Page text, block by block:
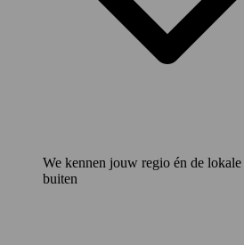
We kennen jouw regio én de
buiten